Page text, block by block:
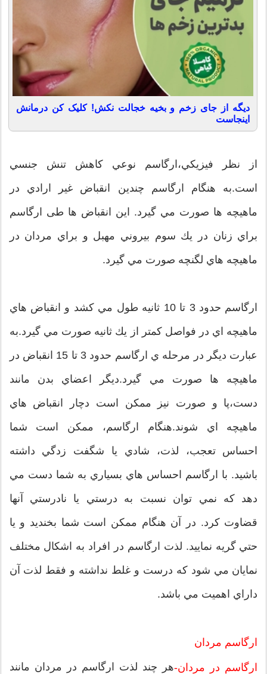
دیگه از جای زخم و بخیه خجالت نکش! کلیک کن درمانش
اینجاست
از نظر فيزيكي،ارگاسم نوعي كاهش تنش جنسي
است.به هنگام ارگاسم چندين انقباض غير ارادي در
ماهيچه ها صورت مي گيرد. اين انقباض ها طی ارگاسم
براي زنان در يك سوم بيروني مهبل و براي مردان در
ماهيچه هاي لگنچه صورت مي گيرد.
ارگاسم حدود 3 تا 10 ثانيه طول مي كشد و انقباض هاي
ماهيچه اي در فواصل كمتر از يك ثانيه صورت مي گيرد.به
عبارت ديگر در مرحله ي ارگاسم حدود 3 تا 15 انقباض در
ماهيچه ها صورت مي گيرد.ديگر اعضاي بدن مانند
دست،پا و صورت نيز ممكن است دچار انقباض هاي
ماهيچه اي شوند.هنگام ارگاسم، ممكن است شما
احساس تعجب، لذت، شادي يا شگفت زدگي داشته
باشيد. با ارگاسم احساس هاي بسياري به شما دست مي
دهد كه نمي توان نسبت به درستي يا نادرستي آنها
قضاوت كرد. در آن هنگام ممكن است شما بخنديد و يا
حتي گريه نماييد. لذت ارگاسم در افراد به اشكال مختلف
نمايان مي شود كه درست و غلط نداشته و فقط لذت آن
داراي اهميت مي باشد.
ارگاسم مردان
ارگاسم در مردان-هر چند لذت ارگاسم در مردان مانند